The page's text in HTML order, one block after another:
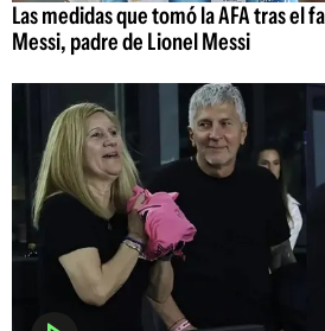
Las medidas que tomó la AFA tras el
Messi, padre de Lionel Messi